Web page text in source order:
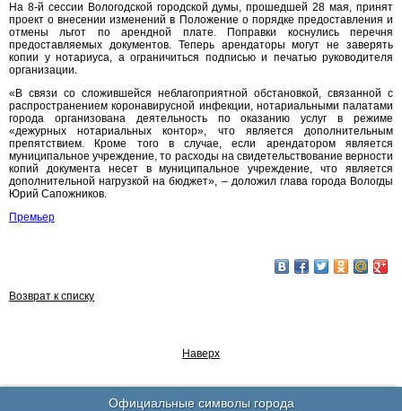
На 8-й сессии Вологодской городской думы, прошедшей 28 мая, принят
проект о внесении изменений в Положение о порядке предоставления и
отмены льгот по арендной плате. Поправки коснулись перечня
предоставляемых документов. Теперь арендаторы могут не заверять
копии у нотариуса, а ограничиться подписью и печатью руководителя
организации.
«В связи со сложившейся неблагоприятной обстановкой, связанной с
распространением коронавирусной инфекции, нотариальными палатами
города организована деятельность по оказанию услуг в режиме
«дежурных нотариальных контор», что является дополнительным
препятствием. Кроме того в случае, если арендатором является
муниципальное учреждение, то расходы на свидетельствование верности
копий документа несет в муниципальное учреждение, что является
дополнительной нагрузкой на бюджет», – доложил глава города Вологды
Юрий Сапожников.
Премьер
Возврат к списку
Наверх
Официальные символы города